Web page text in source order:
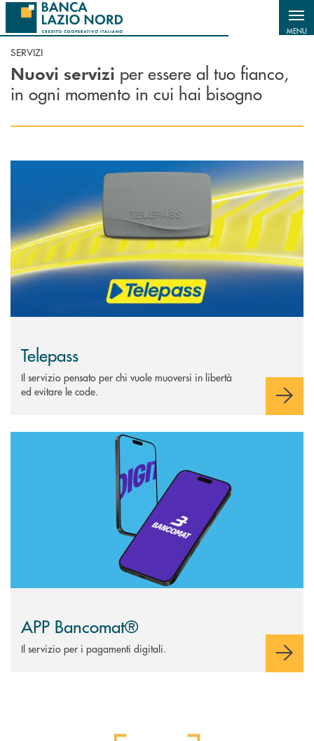
Salta al contenuto principale
MENU
SERVIZI
Nuovi servizi per essere al tuo fianco,
in ogni momento in cui hai bisogno
Telepass
Il servizio pensato per chi vuole muoversi in libertà
ed evitare le code.
Scopri di più APP Bancomat®
APP Bancomat®
Il servizio per i pagamenti digitali.